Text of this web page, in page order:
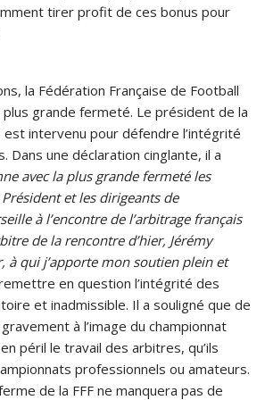
tirer profit de ces bonus pour
la Fédération Française de Football
plus grande fermeté. Le président de la
est intervenu pour défendre l’intégrité
Dans une déclaration cinglante, il a
avec la plus grande fermeté les
et les dirigeants de
à l’encontre de l’arbitrage français
de la rencontre d’hier, Jérémy
à qui j’apporte mon soutien plein et
en question l’intégrité des
et inadmissible. Il a souligné que de
à l’image du championnat
péril le travail des arbitres, qu’ils
professionnels ou amateurs.
de la FFF ne manquera pas de